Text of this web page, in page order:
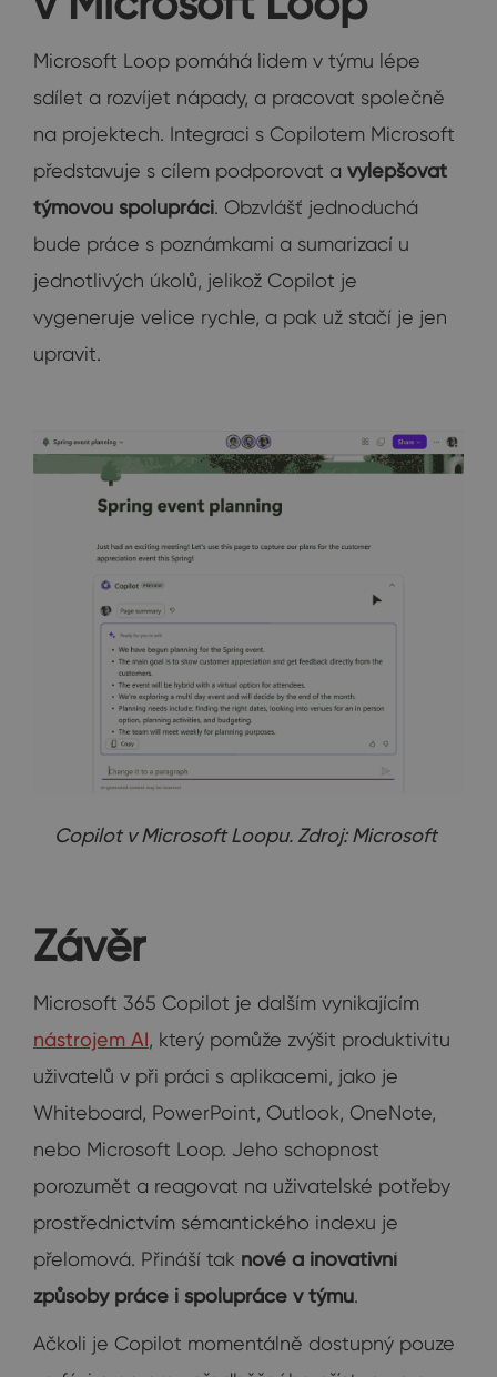
Microsoft Loop pomáhá lidem v týmu lépe
sdílet a rozvíjet nápady, a pracovat společně
na projektech. Integraci s Copilotem Microsoft
představuje s cílem podporovat a vylepšovat
týmovou spolupráci. Obzvlášť jednoduchá
bude práce s poznámkami a sumarizací u
jednotlivých úkolů, jelikož Copilot je
vygeneruje velice rychle, a pak už stačí je jen
upravit.
Copilot v Microsoft Loopu. Zdroj: Microsoft
Závěr
Microsoft 365 Copilot je dalším vynikajícím
nástrojem AI, který pomůže zvýšit produktivitu
uživatelů v při práci s aplikacemi, jako je
Whiteboard, PowerPoint, Outlook, OneNote,
nebo Microsoft Loop. Jeho schopnost
porozumět a reagovat na uživatelské potřeby
prostřednictvím sémantického indexu je
přelomová. Přináší tak nové a inovativní
způsoby práce i spolupráce v týmu.
Ačkoli je Copilot momentálně dostupný pouze